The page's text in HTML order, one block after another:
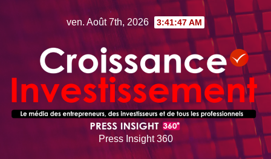
ven. Août 7th, 2026 3:41:48 AM
Press Insight 360